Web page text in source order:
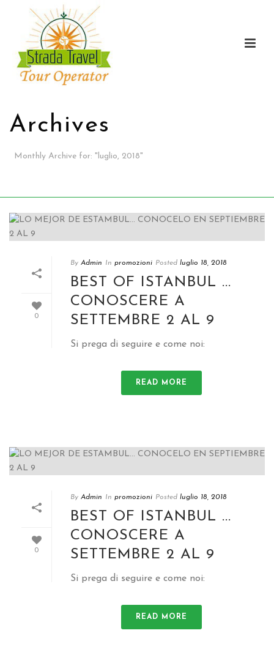
Archives
Monthly Archive for: "luglio, 2018"
0
By Admin In promozioni Posted luglio 18, 2018
BEST OF ISTANBUL ...
CONOSCERE A
SETTEMBRE 2 AL 9
Si prega di seguire e come noi:
READ MORE
0
By Admin In promozioni Posted luglio 18, 2018
BEST OF ISTANBUL ...
CONOSCERE A
SETTEMBRE 2 AL 9
Si prega di seguire e come noi:
READ MORE